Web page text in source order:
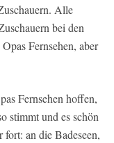
Alle
bei den
Fernsehen, aber
Fernsehen hoffen,
stimmt und es schön
an die Badeseen,